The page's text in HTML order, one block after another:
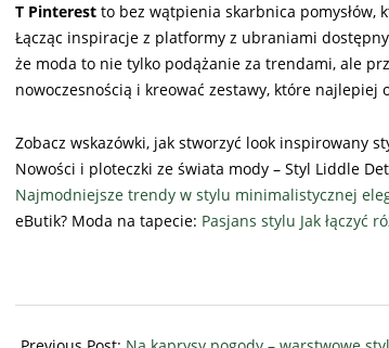
T Pinterest to bez wątpienia skarbnica pomysłów,
Łącząc inspiracje z platformy z ubraniami
że moda to nie tylko podążanie za trendami, ale
nowoczesnością i kreować zestawy, które najlepiej
Zobacz wskazówki, jak stworzyć look inspirowany
Nowości i ploteczki ze świata mody – Styl Liddle
Najmodniejsze trendy w stylu minimalistycznej
eButik? Moda na tapecie: Pasjans stylu Jak łączyć
12-